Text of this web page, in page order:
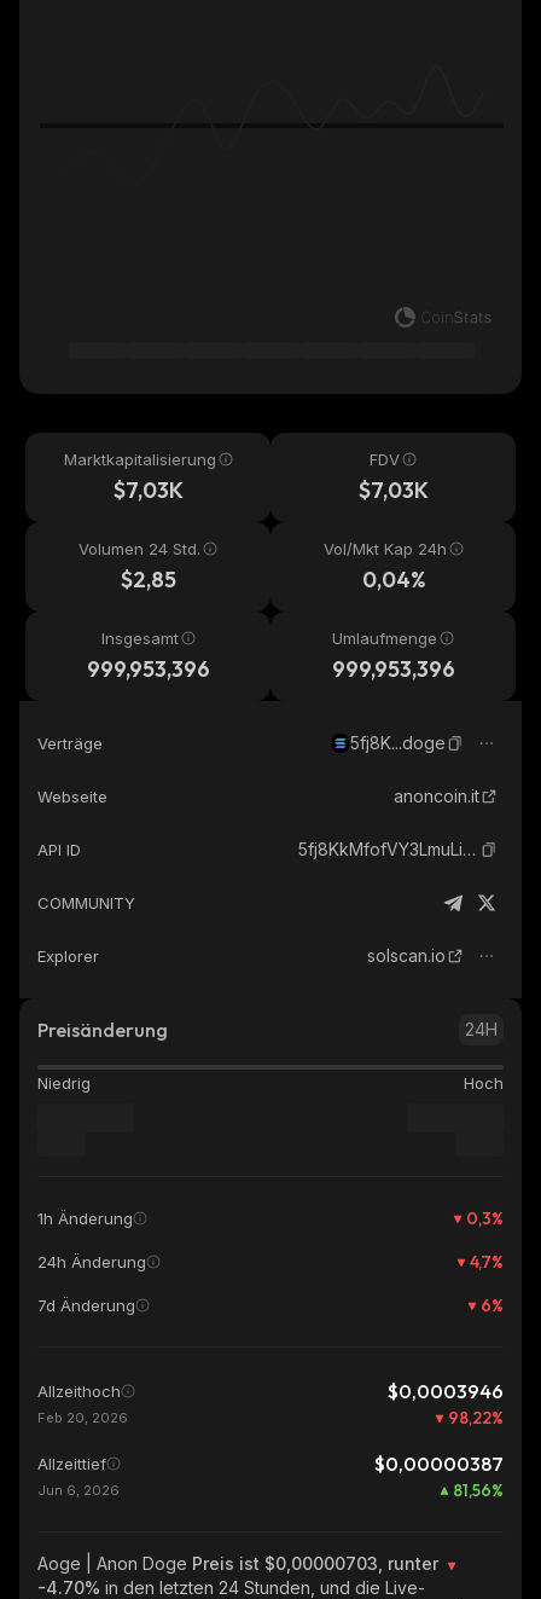
Marktkapitalisierung
$7,03K
FDV
$7,03K
Volumen 24 Std.
$2,85
Vol/Mkt Kap 24h
0,04%
Insgesamt
999,953,396
Umlaufmenge
999,953,396
Verträge 5fj8K...doge
Webseite anoncoin.it
API ID 5fj8KkMfofVY3LmuLiYdxS7VprhKoLCwek57UzYYdoge_solana
COMMUNITY
Explorer solscan.io
Preisänderung 24H
Niedrig Hoch
1h Änderung 0,3%
24h Änderung 4,7%
7d Änderung 6%
Allzeithoch $0,0003946
Feb 20, 2026 98,22%
Allzeittief $0,00000387
Jun 6, 2026 81,56%
Aoge | Anon Doge Preis ist $0,00000703, runter
-4.70% in den letzten 24 Stunden, und die Live-